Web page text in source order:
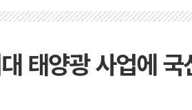
태양광 사업에